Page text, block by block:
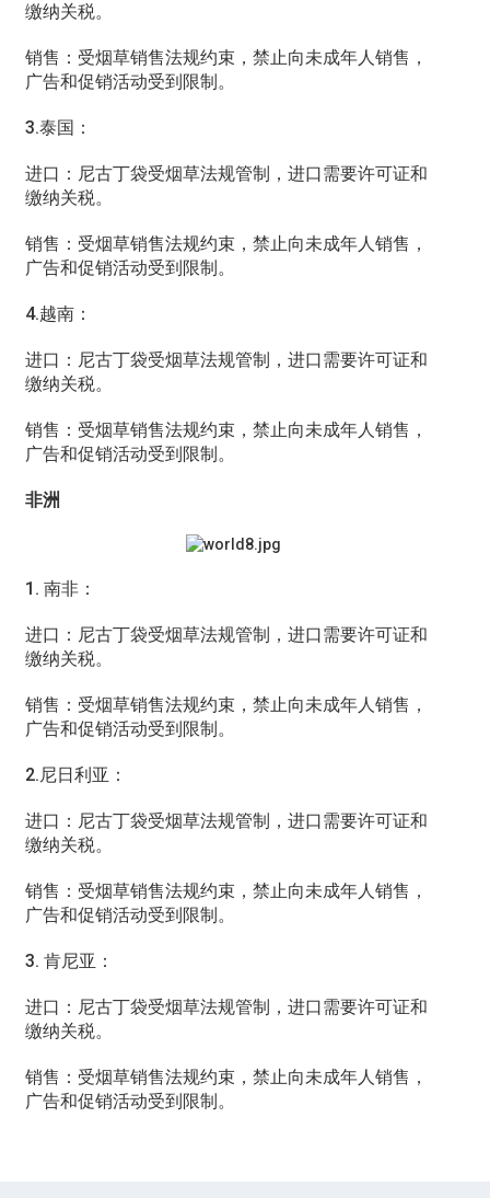
缴纳关税。
销售：受烟草销售法规约束，禁止向未成年人销售，
广告和促销活动受到限制。
3.泰国：
进口：尼古丁袋受烟草法规管制，进口需要许可证和
缴纳关税。
销售：受烟草销售法规约束，禁止向未成年人销售，
广告和促销活动受到限制。
4.越南：
进口：尼古丁袋受烟草法规管制，进口需要许可证和
缴纳关税。
销售：受烟草销售法规约束，禁止向未成年人销售，
广告和促销活动受到限制。
非洲
1. 南非：
进口：尼古丁袋受烟草法规管制，进口需要许可证和
缴纳关税。
销售：受烟草销售法规约束，禁止向未成年人销售，
广告和促销活动受到限制。
2.尼日利亚：
进口：尼古丁袋受烟草法规管制，进口需要许可证和
缴纳关税。
销售：受烟草销售法规约束，禁止向未成年人销售，
广告和促销活动受到限制。
3. 肯尼亚：
进口：尼古丁袋受烟草法规管制，进口需要许可证和
缴纳关税。
销售：受烟草销售法规约束，禁止向未成年人销售，
广告和促销活动受到限制。